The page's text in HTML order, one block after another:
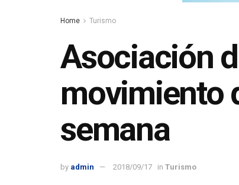
Home Turismo
Asociación
movimiento
semana
by admin 2018/09/17 in Turismo